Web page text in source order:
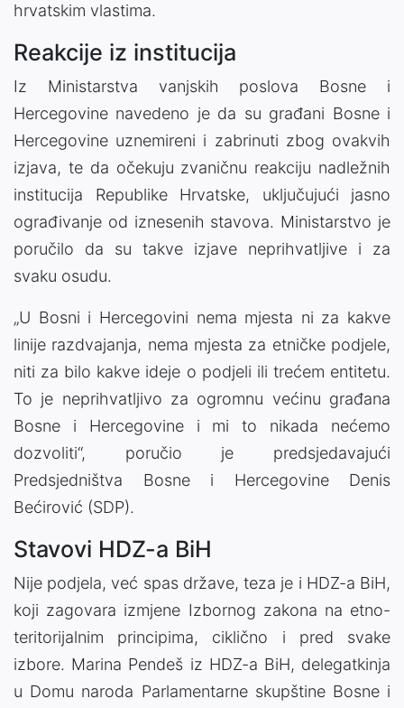
hrvatskim vlastima.
Reakcije iz institucija
Iz Ministarstva vanjskih poslova Bosne i
Hercegovine navedeno je da su građani Bosne i
Hercegovine uznemireni i zabrinuti zbog ovakvih
izjava, te da očekuju zvaničnu reakciju nadležnih
institucija Republike Hrvatske, uključujući jasno
ograđivanje od iznesenih stavova. Ministarstvo je
poručilo da su takve izjave neprihvatljive i za
svaku osudu.
„U Bosni i Hercegovini nema mjesta ni za kakve
linije razdvajanja, nema mjesta za etničke podjele,
niti za bilo kakve ideje o podjeli ili trećem entitetu.
To je neprihvatljivo za ogromnu većinu građana
Bosne i Hercegovine i mi to nikada nećemo
dozvoliti“, poručio je predsjedavajući
Predsjedništva Bosne i Hercegovine Denis
Bećirović (SDP).
Stavovi HDZ-a BiH
Nije podjela, već spas države, teza je i HDZ-a BiH,
koji zagovara izmjene Izbornog zakona na etno-
teritorijalnim principima, ciklično i pred svake
izbore. Marina Pendeš iz HDZ-a BiH, delegatkinja
u Domu naroda Parlamentarne skupštine Bosne i